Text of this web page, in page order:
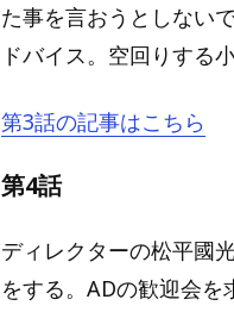
た事を言おうとしない
ドバイス。空回りする
第3話の記事はこちら
第4話
ディレクターの松平國
をする。ADの歓迎会